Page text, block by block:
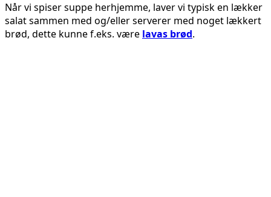
Når vi spiser suppe herhjemme, laver vi typisk en lækker
salat sammen med og/eller serverer med noget lækkert
brød, dette kunne f.eks. være lavas brød.